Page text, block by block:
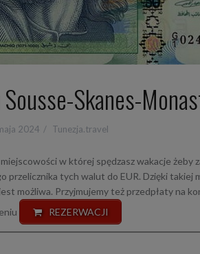
Skanes-
2024 Tunezja.travel
w której spędzasz wakacje żeby
przelicznika tych walut do EUR. Dzięki
możliwa. Przyjmujemy też przedpłaty na
REZERWACJI